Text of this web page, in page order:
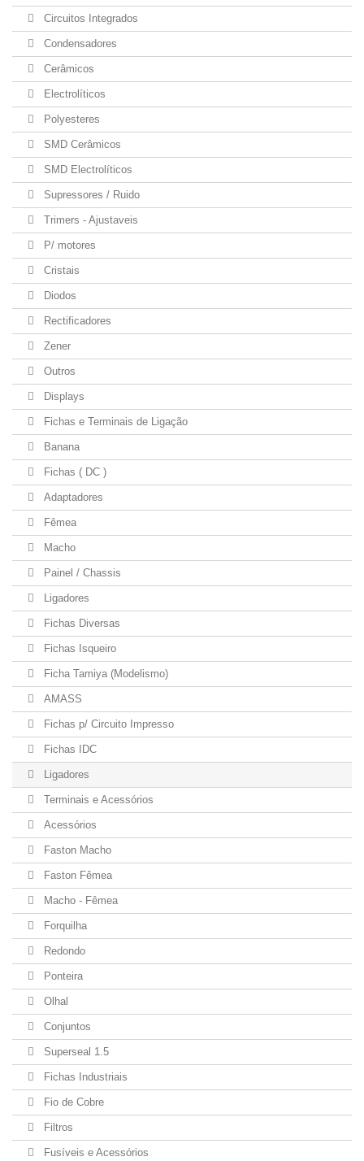
Circuitos Integrados
Condensadores
Cerâmicos
Electrolíticos
Polyesteres
SMD Cerâmicos
SMD Electrolíticos
Supressores / Ruido
Trimers - Ajustaveis
P/ motores
Cristais
Diodos
Rectificadores
Zener
Outros
Displays
Fichas e Terminais de Ligação
Banana
Fichas ( DC )
Adaptadores
Fêmea
Macho
Painel / Chassis
Ligadores
Fichas Diversas
Fichas Isqueiro
Ficha Tamiya (Modelismo)
AMASS
Fichas p/ Circuito Impresso
Fichas IDC
Ligadores
Terminais e Acessórios
Acessórios
Faston Macho
Faston Fêmea
Macho - Fêmea
Forquilha
Redondo
Ponteira
Olhal
Conjuntos
Superseal 1.5
Fichas Industriais
Fio de Cobre
Filtros
Fusíveis e Acessórios